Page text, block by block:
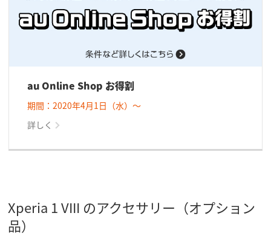
au Online Shop お得割
期間：2020年4月1日（水）～
詳しく
Xperia 1 VIII のアクセサリー（オプション
品）